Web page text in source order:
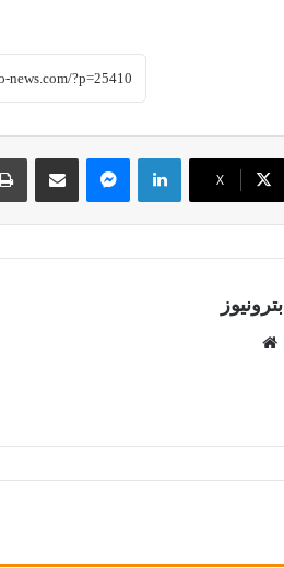
‫X
لينكدإن ماسنجر مشاركة عبر البريد
بترونيوز